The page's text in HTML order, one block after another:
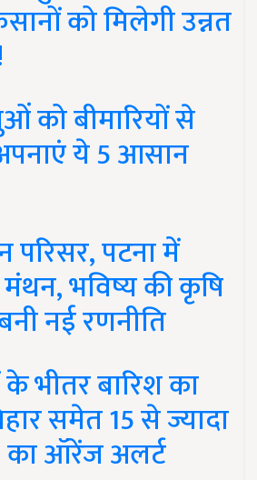
को मिलेगी उन्नत
को बीमारियों से
ये 5 आसान
पटना में
मंथन, भविष्य की कृषि
नई रणनीति
भीतर बारिश का
समेत 15 से ज्यादा
का ऑरेंज अलर्ट